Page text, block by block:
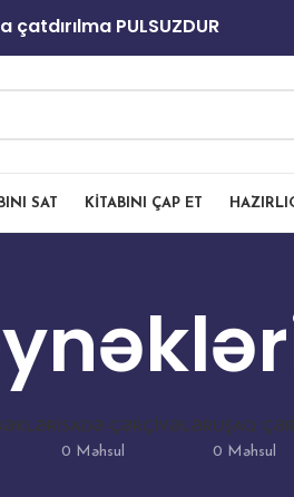
çatdırılma PULSUZDUR
SAT KITABINI ÇAP ET
SADƏ ÇƏRÇIVƏLƏR
0 Məhsul
UŞAQ
0 Məhsul